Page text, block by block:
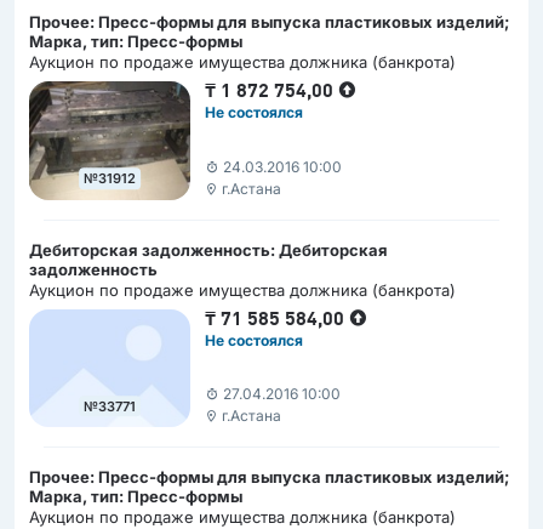
Прочее: Пресс-формы для выпуска пластиковых изделий;
Марка, тип: Пресс-формы
Аукцион по продаже имущества должника (банкрота)
№31912
₸ 1 872 754,00
Не состоялся
24.03.2016 10:00
г.Астана
Дебиторская задолженность: Дебиторская
задолженность
Аукцион по продаже имущества должника (банкрота)
№33771
₸71 585 584,00
Не состоялся
27.04.2016 10:00
г.Астана
Прочее: Пресс-формы для выпуска пластиковых изделий;
Марка, тип: Пресс-формы
Аукцион по продаже имущества должника (банкрота)